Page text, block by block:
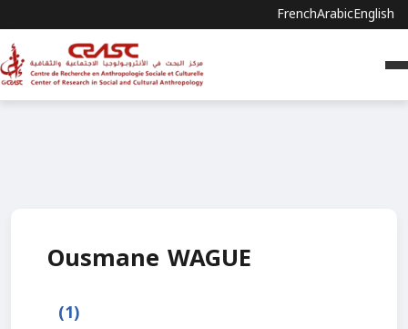
FrenchArabicEnglish
Ousmane WAGUE
(1)